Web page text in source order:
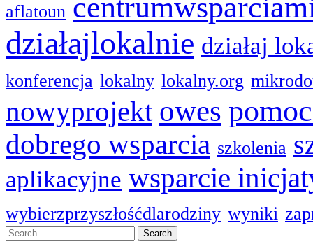
aflatoun
działajlokalnie działaj
konferencja lokalny lokalny.org
nowyprojekt owes
dobrego wsparcia szkolenia
aplikacyjne wsparcie
wybierzprzyszłośćdlarodziny wyniki